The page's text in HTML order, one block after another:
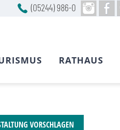
VORSCHLAGEN
(05244) 986-0
RATHAUS